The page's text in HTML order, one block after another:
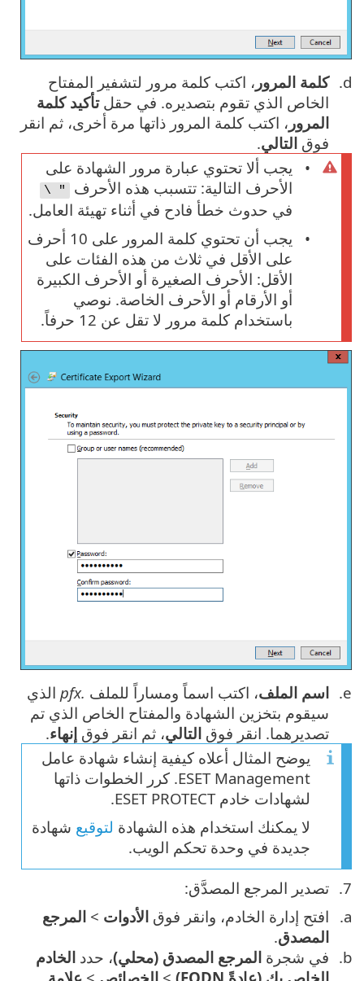
كلمة المرور ، اكتب كلمة مرور لتشفير المفتاح
الخاص الذي تقوم بتصديره. في حقلتأكيد كلمة
المرور ، اكتب كلمة المرور ذاتها مرة أخرى، ثم انقر
فوق التالي.
يجب ألا تحتوي عبارة مرور الشهادة على
الأحرف التالية: تتسبب هذه الأحرف " \
في حدوث خطأ فادح في أثناء تهيئة العامل.
يجب أن تحتوي كلمة المرور على 10 أحرف
على الأقل في ثلاث من هذه الفئات على
الأقل: الأحرف الصغيرة أو الأحرف الكبيرة
أو الأرقام أو الأحرف الخاصة. نوصي
باستخدام كلمة مرور لا تقل عن 12 حرفاً.
اسم الملف، اكتب اسماً ومساراً للملف .pfx
الذي
سيقوم بتخزين الشهادة والمفتاح الخاص الذي تم
تصديرهما. انقر فوق التالي، ثم انقر فوق إنهاء.
يوضح المثال أعلاه كيفية إنشاء شهادة عامل
ESET Management. كرر الخطوات ذاتها
لشهادات خادم ESET PROTECT.
لا يمكنك استخدام هذه الشهادة لتوقيع شهادة
جديدة في وحدة تحكم الويب.
تصدير المرجع المصدَّق:
افتح إدارة الخادم، وانقر فوق الأدوات > المرجع
المصدق.
في شجرة المرجع المصدق (محلي)، حدد الخادم
الخاص بك (عادةً FQDN)
> الخصائص > علامة